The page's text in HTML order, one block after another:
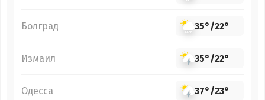
Болград 35°/22°
Измаил 35°/22°
Одесса 37°/23°